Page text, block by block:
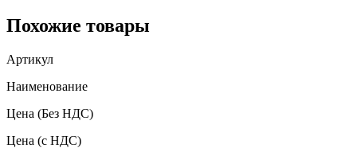
Похожие товары
Артикул
Наименование
Цена (Без НДС)
Цена (с НДС)